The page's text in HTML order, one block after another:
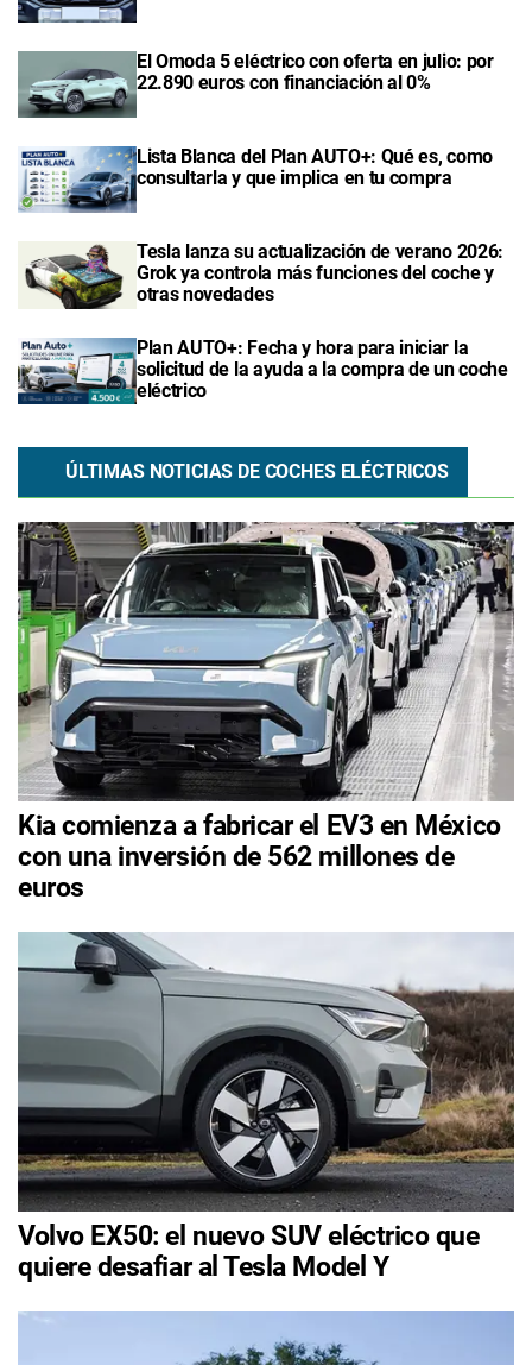
El Omoda 5 eléctrico con oferta en julio: por
22.890 euros con financiación al 0%
Lista Blanca del Plan AUTO+: Qué es, como
consultarla y que implica en tu compra
Tesla lanza su actualización de verano 2026:
Grok ya controla más funciones del coche y
otras novedades
Plan AUTO+: Fecha y hora para iniciar la
solicitud de la ayuda a la compra de un coche
eléctrico
ÚLTIMAS NOTICIAS DE COCHES ELÉCTRICOS
Kia comienza a fabricar el EV3 en México
con una inversión de 562 millones de
euros
Volvo EX50: el nuevo SUV eléctrico que
quiere desafiar al Tesla Model Y